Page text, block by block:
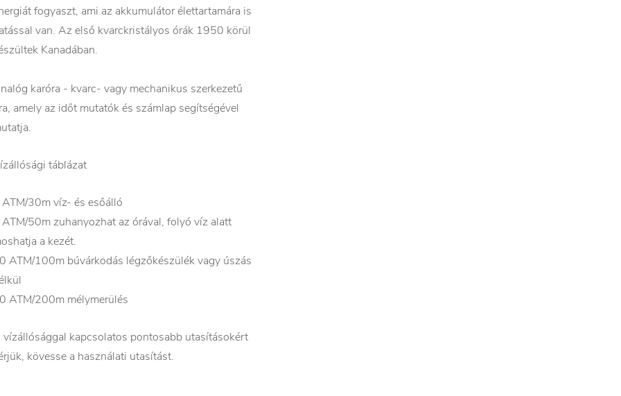
fogyaszt, ami az akkumulátor élettartamára is
van. Az első kvarckristályos órák 1950 körül
Kanadában.
karóra - kvarc- vagy mechanikus szerkezetű
amely az időt mutatók és számlap segítségével
táblázat
30m víz- és esőálló
50m zuhanyozhat az órával, folyó víz alatt
a kezét.
ATM/100m búvárkodás légzőkészülék vagy úszás
ATM/200m mélymerülés
vízállósággal kapcsolatos pontosabb utasításokért
kövesse a használati utasítást.